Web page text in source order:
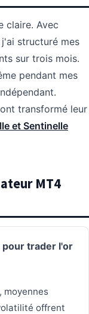
claire. Avec
structuré mes
sur trois mois.
pendant mes
transformé leur
et Sentinelle
MT4
pour trader l'or
moyennes
offrent